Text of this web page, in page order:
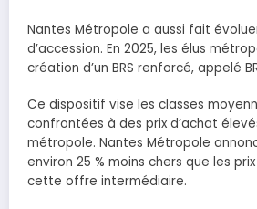
Nantes Métropole a aussi fait
d’accession. En 2025, les élus
création d’un BRS renforcé, appelé
Ce dispositif vise les classes
confrontées à des prix d’achat
métropole. Nantes Métropole
environ 25 % moins chers que les
cette offre intermédiaire.